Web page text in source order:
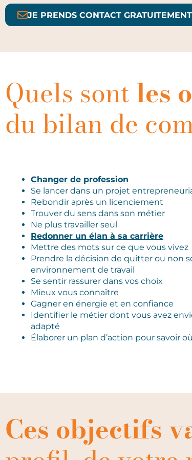
JE PRENDS CONTACT GRATUITEMENT
Quels sontles
du bilan de
Changer de profession
Se lancer dans un projet
Rebondir après un licenciement
Trouver du sens dans son métier
Ne plus travailler seul
Redonner un élan à sa carrière
Mettre des mots sur ce que vous vivez
Prendre la décision de quitter ou non
environnement de travail
Se sentir rassurer dans vos choix
Mieux vous connaître
Gagner en énergie et en confiance
Identifier le métier dont vous avez
adapté
Élaborer un plan d’action pour savoir
Ces objectifs